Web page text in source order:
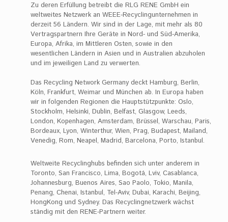
Zu deren Erfüllung betreibt die RLG RENE GmbH ein
weltweites Netzwerk an WEEE-Recyclingunternehmen in
derzeit 56 Ländern. Wir sind in der Lage, mit mehr als 80
Vertragspartnern Ihre Geräte in Nord- und Süd-Amerika,
Europa, Afrika, im Mittleren Osten, sowie in den
wesentlichen Ländern in Asien und in Australien abzuholen
und im jeweiligen Land zu verwerten.
Das Recycling Network Germany deckt Hamburg, Berlin,
Köln, Frankfurt, Weimar und München ab. In Europa haben
wir in folgenden Regionen die Hauptstützpunkte: Oslo,
Stockholm, Helsinki, Dublin, Belfast, Glasgow, Leeds,
London, Kopenhagen, Amsterdam, Brüssel, Warschau, Paris,
Bordeaux, Lyon, Winterthur, Wien, Prag, Budapest, Mailand,
Venedig, Rom, Neapel, Madrid, Barcelona, Porto, Istanbul.
Weltweite Recyclinghubs befinden sich unter anderem in
Toronto, San Francisco, Lima, Bogotá, Lviv, Casablanca,
Johannesburg, Buenos Aires, Sao Paolo, Tokio, Manila,
Penang, Chenai, Istanbul, Tel-Aviv, Dubai, Karachi, Beijing,
HongKong und Sydney. Das Recyclingnetzwerk wächst
ständig mit den RENE-Partnern weiter.